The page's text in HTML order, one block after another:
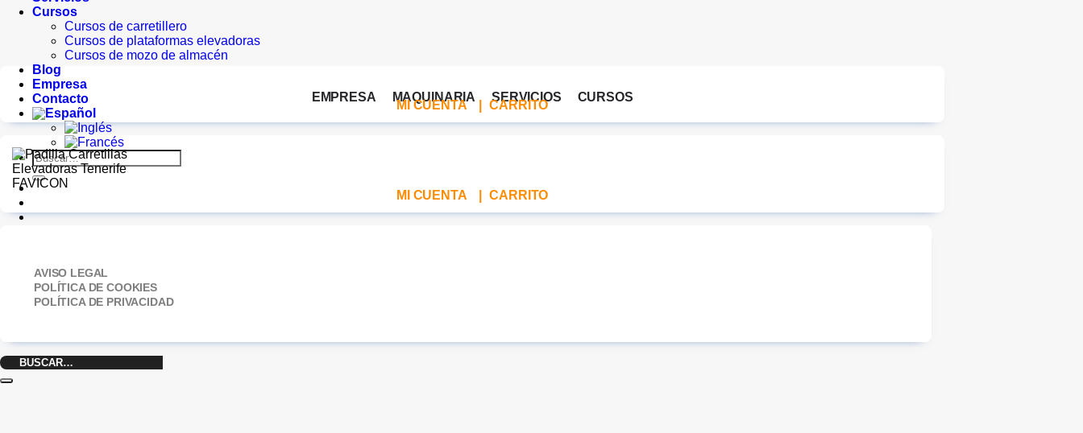
Cursos
Cursos de carretillero
Cursos de plataformas elevadoras
Cursos de mozo de almacén
Blog
Empresa
Contacto
Buscar
por:
EMPRESA MAQUINARIA SERVICIOS CURSOS
MI CUENTA CARRITO
MI CUENTA CARRITO
AVISO LEGAL
POLÍTICA DE COOKIES
POLÍTICA DE PRIVACIDAD
Buscar
por: